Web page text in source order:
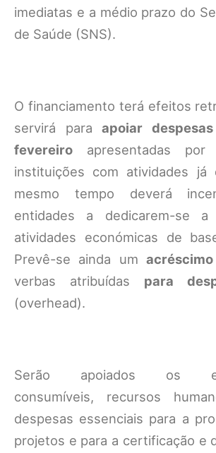
imediatas e a médio prazo do
de Saúde (SNS).
O financiamento terá efeitos
servirá paraapoiar
fevereiro apresentadas por
instituições com atividades já
mesmo tempo deverá
entidades a dedicarem-se
atividades económicas de
Prevê-se ainda um
verbas atribuídas para
(overhead).
Serão apoiados os
consumíveis, recursos
despesas essenciais para a
projetos e para a certificação e